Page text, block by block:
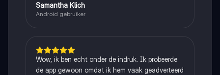
Samantha Klich
Android gebruiker
Wow, ik ben echt onder de indruk. Ik probeerde
de app gewoon omdat ik hem vaak geadverteerd